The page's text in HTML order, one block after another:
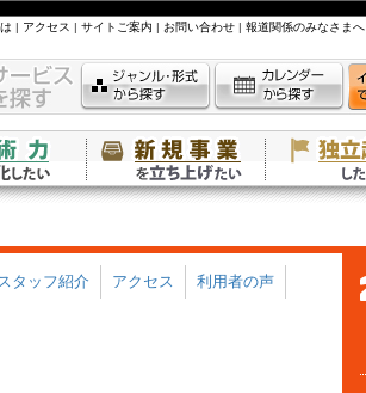
| アクセス | サイトご案内 | お問い合わせ | 報道関係のみなさまへ
タッフ紹介 アクセス 利用者の声